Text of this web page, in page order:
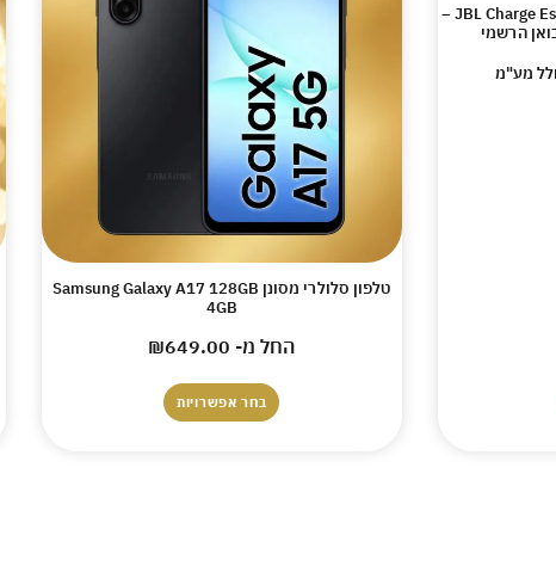
רמקול אלחוטי JBL Charge Essential 2 IPX7 40W –
הרשמי
מע"מ
טלפון סלולרי מסונן Samsung Galaxy A17 128GB
4GB
החל מ- ₪649.00
בחר אפשרויות